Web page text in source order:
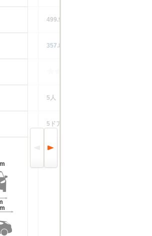
499.9～661.8万円
357.8万円
5人
5ドア